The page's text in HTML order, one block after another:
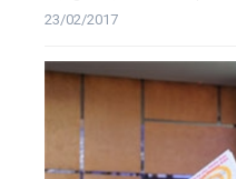
23/02/2017